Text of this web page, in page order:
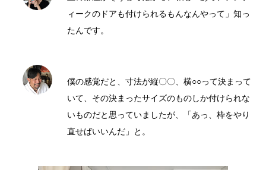
ィークのドアも付けられるもんなんやって」知っ
たんです。
僕の感覚だと、寸法が縦〇〇、横○○って決まって
いて、その決まったサイズのものしか付けられな
いものだと思っていましたが、「あっ、枠をやり
直せばいいんだ」と。